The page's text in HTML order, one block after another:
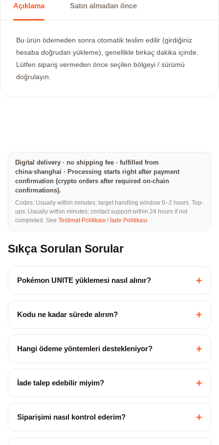
Açıklama Satın almadan önce
Bu ürün ödemeden sonra otomatik teslim edilir (girdiğiniz
hesaba doğrudan yükleme), genellikle birkaç dakika içinde.
Lütfen sipariş vermeden önce seçilen bölgeyi / sürümü
doğrulayın.
Digital delivery · no shipping fee · fulfilled from
china·shanghai · Processing starts right after payment
confirmation (crypto orders after required on-chain
confirmations).
Codes: Usually within minutes; target handling window 0–2 hours. Top-
ups: Usually within minutes; contact support within 24 hours if not
completed. See Teslimat Politikası / İade Politikası
Sıkça Sorulan Sorular
Pokémon UNITE yüklemesi nasıl alınır? +
Kodu ne kadar sürede alırım? +
Hangi ödeme yöntemleri destekleniyor? +
İade talep edebilir miyim? +
Siparişimi nasıl kontrol ederim? +